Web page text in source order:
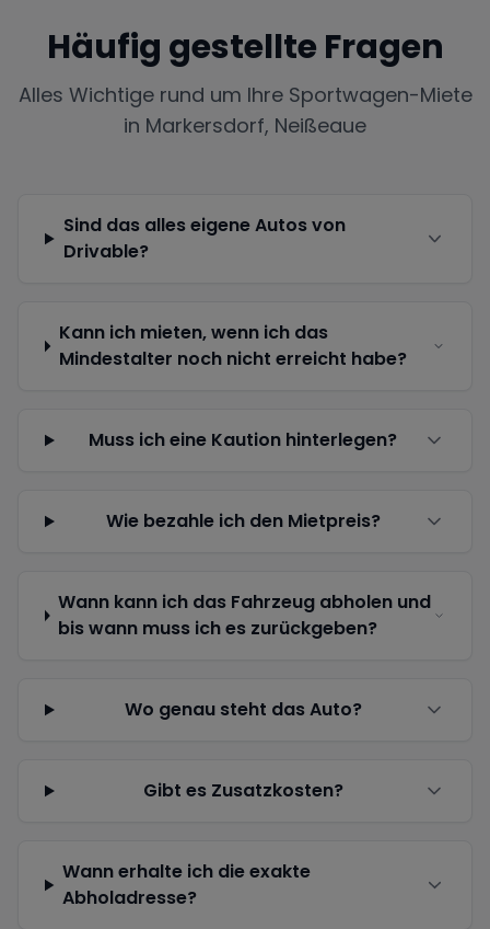
Häufig gestellte Fragen
Alles Wichtige rund um Ihre Sportwagen-Miete
in Markersdorf, Neißeaue
Sind das alles eigene Autos von
Drivable?
Kann ich mieten, wenn ich das
Mindestalter noch nicht erreicht habe?
Muss ich eine Kaution hinterlegen?
Wie bezahle ich den Mietpreis?
Wann kann ich das Fahrzeug abholen und
bis wann muss ich es zurückgeben?
Wo genau steht das Auto?
Gibt es Zusatzkosten?
Wann erhalte ich die exakte
Abholadresse?